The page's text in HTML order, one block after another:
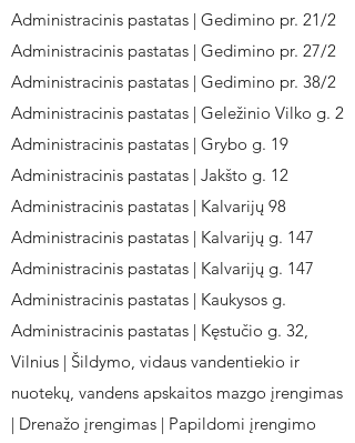
Administracinis pastatas | Gedimino pr. 21/2
Administracinis pastatas | Gedimino pr. 27/2
Administracinis pastatas | Gedimino pr. 38/2
Administracinis pastatas | Geležinio Vilko g. 2
Administracinis pastatas | Grybo g. 19
Administracinis pastatas | Jakšto g. 12
Administracinis pastatas | Kalvarijų 98
Administracinis pastatas | Kalvarijų g. 147
Administracinis pastatas | Kalvarijų g. 147
Administracinis pastatas | Kaukysos g.
Administracinis pastatas | Kęstučio g. 32,
Vilnius | Šildymo, vidaus vandentiekio ir
nuotekų, vandens apskaitos mazgo įrengimas
| Drenažo įrengimas | Papildomi įrengimo